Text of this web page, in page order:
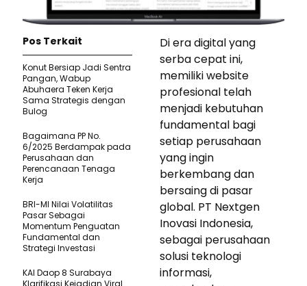
Di era digital yang
serba cepat ini,
memiliki website
profesional telah
menjadi kebutuhan
fundamental bagi
setiap perusahaan
yang ingin
berkembang dan
bersaing di pasar
global. PT Nextgen
Inovasi Indonesia,
sebagai perusahaan
solusi teknologi
informasi,
Pos Terkait
Konut Bersiap Jadi Sentra
Pangan, Wabup
Abuhaera Teken Kerja
Sama Strategis dengan
Bulog
Bagaimana PP No.
6/2025 Berdampak pada
Perusahaan dan
Perencanaan Tenaga
Kerja
BRI-MI Nilai Volatilitas
Pasar Sebagai
Momentum Penguatan
Fundamental dan
Strategi Investasi
KAI Daop 8 Surabaya